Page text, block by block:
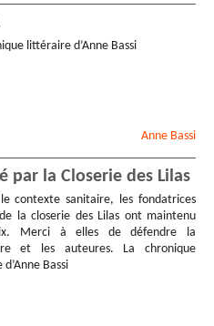
littéraire d’Anne Bassi
Anne Bassi
par la Closerie des Lilas
contexte sanitaire, les fondatrices
la closerie des Lilas ont maintenu
Merci à elles de défendre la
et les auteures. La chronique
Bassi